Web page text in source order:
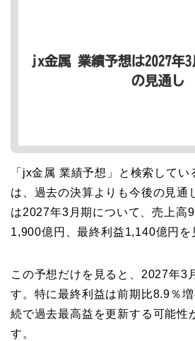
「jx金属 業績予想」と検索して
は、過去の決算よりも今後の見通
は2027年3月期について、売上高
1,900億円、最終利益1,140億円を
この予想だけを見ると、2027年3
す。特に最終利益は前期比8.9％
続で過去最高益を更新する可能性
す。